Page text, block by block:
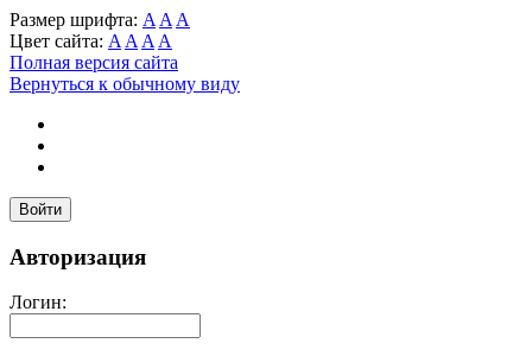
Размер шрифта: A A A
Цвет сайта: A A A A
Полная версия сайта
Вернуться к обычному виду
Войти
Авторизация
Логин: